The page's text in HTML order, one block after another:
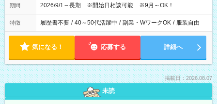
期間 2026/9/1～長期 ※開始日相談可能 ※9月～OK！
特徴 履歴書不要 / 40～50代活躍中 / 副業・WワークOK / 服装自由
気になる！ 応募する 詳細へ
掲載日：2026.08.07
未読